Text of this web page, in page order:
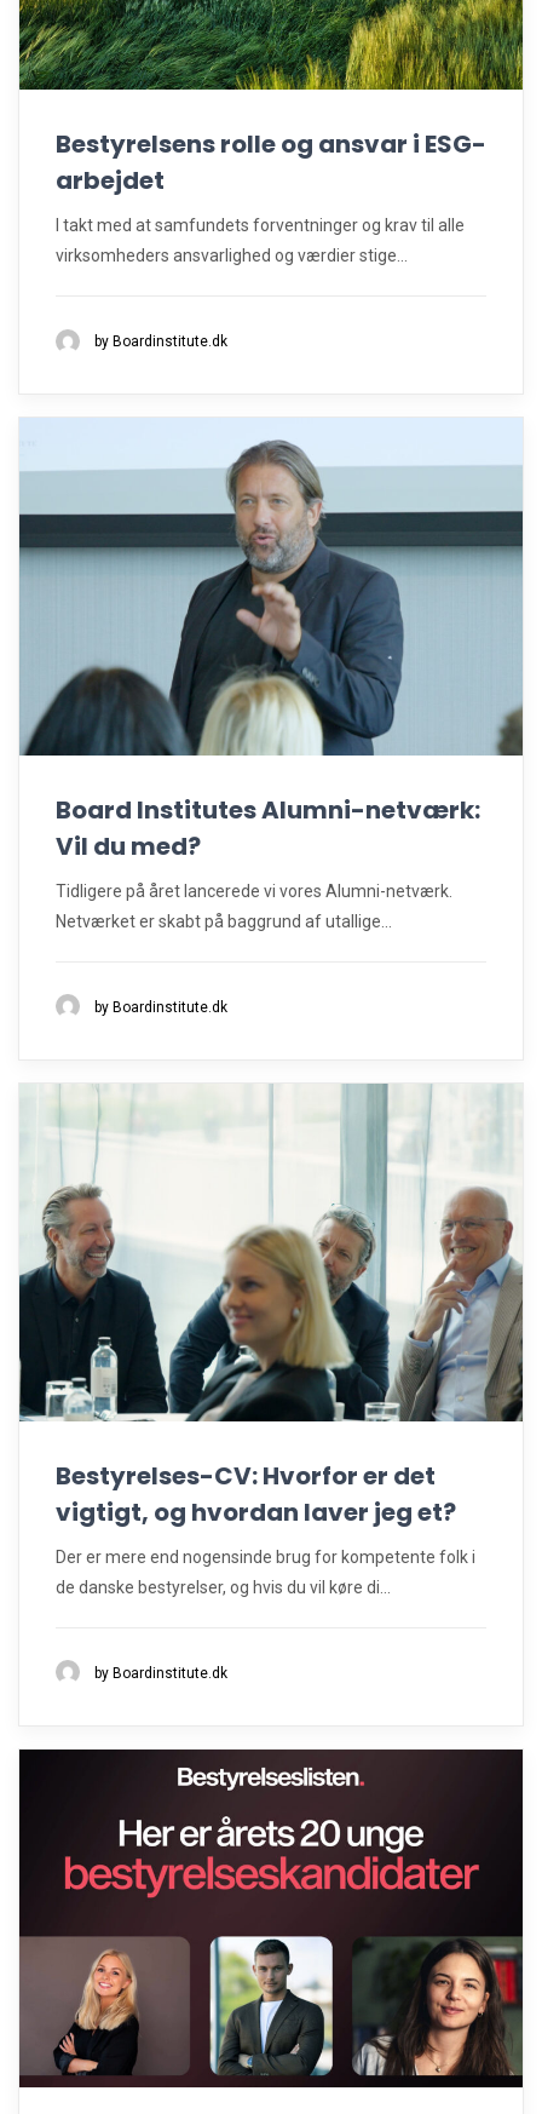
Bestyrelsens rolle og ansvar i ESG-
arbejdet
I takt med at samfundets forventninger og krav til alle
virksomheders ansvarlighed og værdier stige...
by Boardinstitute.dk
Board Institutes Alumni-netværk:
Vil du med?
Tidligere på året lancerede vi vores Alumni-netværk.
Netværket er skabt på baggrund af utallige...
by Boardinstitute.dk
Bestyrelses-CV: Hvorfor er det
vigtigt, og hvordan laver jeg et?
Der er mere end nogensinde brug for kompetente folk i
de danske bestyrelser, og hvis du vil køre di...
by Boardinstitute.dk